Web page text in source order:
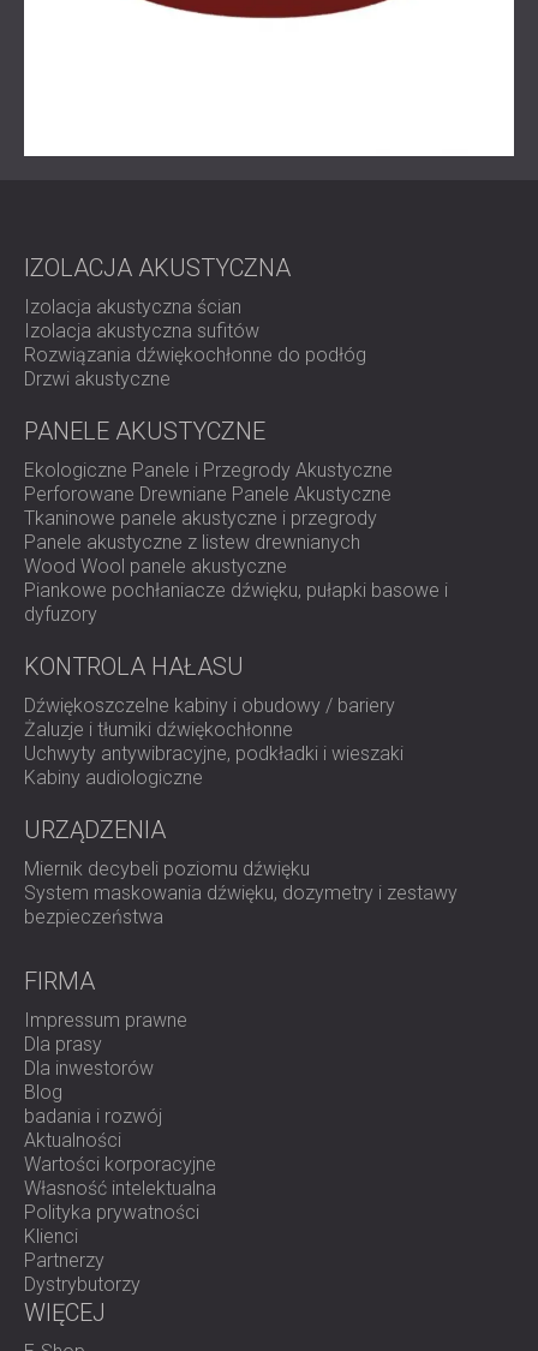
IZOLACJA AKUSTYCZNA
Izolacja akustyczna ścian
Izolacja akustyczna sufitów
Rozwiązania dźwiękochłonne do podłóg
Drzwi akustyczne
PANELE AKUSTYCZNE
Ekologiczne Panele i Przegrody Akustyczne
Perforowane Drewniane Panele Akustyczne
Tkaninowe panele akustyczne i przegrody
Panele akustyczne z listew drewnianych
Wood Wool panele akustyczne
Piankowe pochłaniacze dźwięku, pułapki basowe i
dyfuzory
KONTROLA HAŁASU
Dźwiękoszczelne kabiny i obudowy / bariery
Żaluzje i tłumiki dźwiękochłonne
Uchwyty antywibracyjne, podkładki i wieszaki
Kabiny audiologiczne
URZĄDZENIA
Miernik decybeli poziomu dźwięku
System maskowania dźwięku, dozymetry i zestawy
bezpieczeństwa
FIRMA
Impressum prawne
Dla prasy
Dla inwestorów
Blog
badania i rozwój
Aktualności
Wartości korporacyjne
Własność intelektualna
Polityka prywatności
Klienci
Partnerzy
Dystrybutorzy
WIĘCEJ